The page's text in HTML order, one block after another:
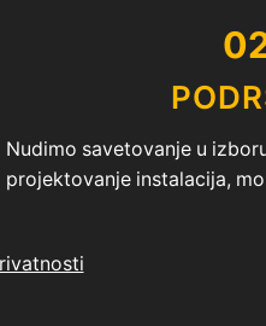
Nudimo savetovanje u
projektovanje instalacija,